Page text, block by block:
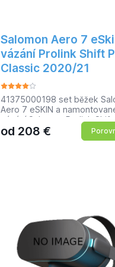
Salomon Aero 7
vázání Prolink Shift
Classic 2020/21
41375000198 set běžek
Aero 7 eSKIN a
vázání Salomon Prolink Shift
Classic lyže styl classic
base jádro Densolite 2000
(NNN,Turnamic) posuvné na
PSP, 5 poloh flexe 85
ovládání
od 208 €